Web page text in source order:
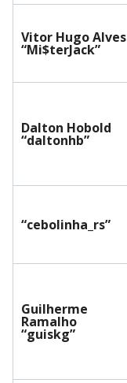
Vitor Hugo Alves
“Mi$terJack”
Dalton Hobold
“daltonhb”
“cebolinha_rs”
Guilherme
Ramalho
“guiskg”